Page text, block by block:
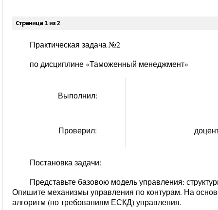
Страница 1 из 2
Практическая задача №2
по дисциплине «Таможенный менеджмент»
Выполнил:
Проверил:
Постановка задачи:
Представьте базовою модель управления:
Опишите механизмы управления по контурам. На
алгоритм (по требованиям ЕСКД) управления.